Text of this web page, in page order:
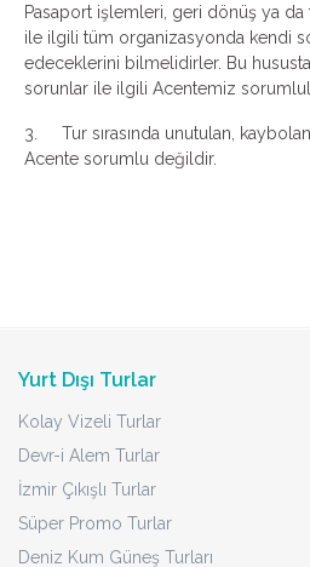
Pasaport işlemleri, geri dönüş ya
ile ilgili tüm organizasyonda kendi
edeceklerini bilmelidirler. Bu hususta
sorunlar ile ilgili Acentemiz
3. Tur sırasında unutulan,
Acente sorumlu değildir.
Yurt Dışı Turlar
Kolay Vizeli Turlar
Devr-i Alem Turlar
İzmir Çıkışlı Turlar
Süper Promo Turlar
Deniz Kum Güneş Turları